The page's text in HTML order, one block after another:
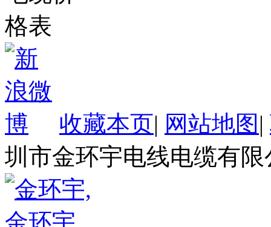
收藏本页| 网站地图 |
圳市金环宇电线电缆有